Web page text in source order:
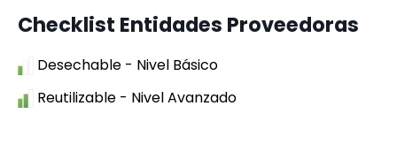
Checklist Entidades Proveedoras
Desechable - Nivel Básico
Reutilizable - Nivel Avanzado